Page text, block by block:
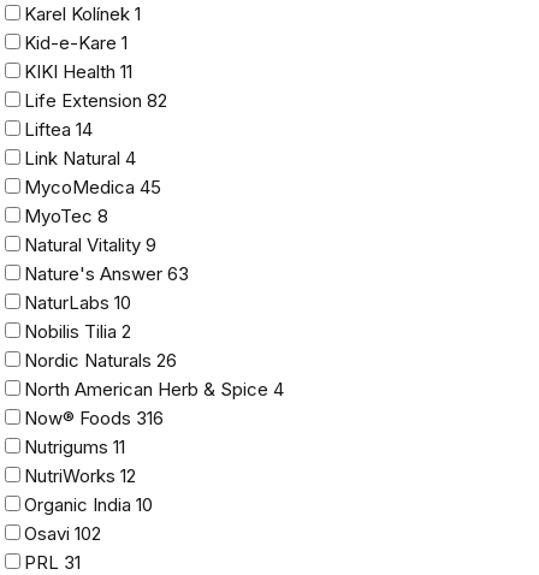
Karel Kolínek 1
Kid-e-Kare 1
KIKI Health 11
Life Extension 82
Liftea 14
Link Natural 4
MycoMedica 45
MyoTec 8
Natural Vitality 9
Nature's Answer 63
NaturLabs 10
Nobilis Tilia 2
Nordic Naturals 26
North American Herb & Spice 4
Now® Foods 316
Nutrigums 11
NutriWorks 12
Organic India 10
Osavi 102
PRL 31